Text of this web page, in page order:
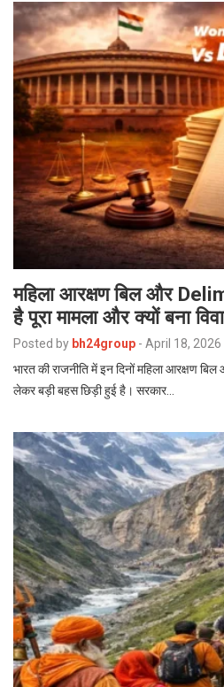
महिला आरक्षण बिल और
है पूरा मामला और क्यों बना
Posted by bh24group - April 18, 2026
भारत की राजनीति में इन दिनों महिला आरक्षण
लेकर बड़ी बहस छिड़ी हुई है। सरकार…